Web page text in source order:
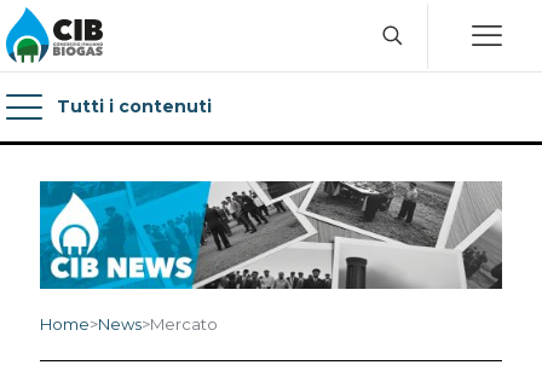
Tutti i contenuti
Home>News>Mercato